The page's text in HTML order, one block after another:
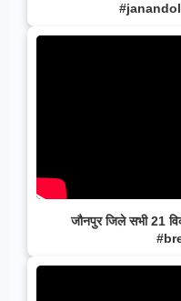
जौनपुर जिले सभी 21